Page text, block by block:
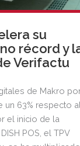
su
récord y
Verifactu
de Makro
un 63% respecto
el inicio de la
POS, el TPV